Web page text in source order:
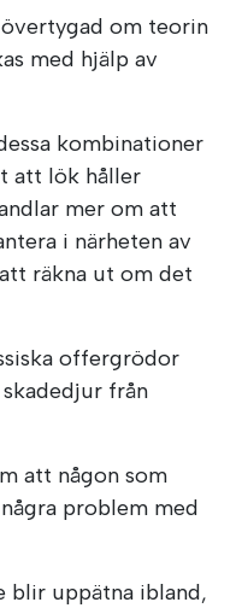
om teorin
med hjälp av
kombinationer
att lök håller
mer om att
i närheten av
räkna ut om det
offergrödor
från
att någon som
problem med
blir uppätna ibland,